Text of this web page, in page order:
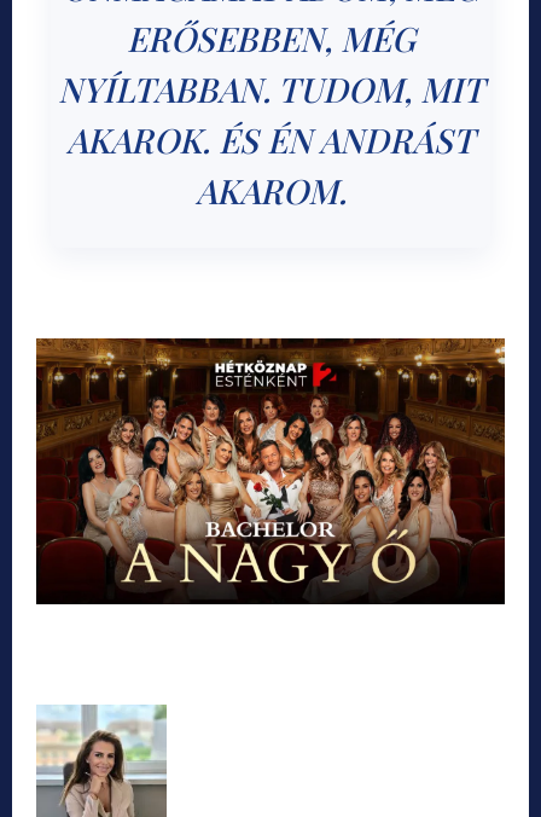
ERŐSEBBEN, MÉG
NYÍLTABBAN. TUDOM, MIT
AKAROK. ÉS ÉN ANDRÁST
AKAROM.